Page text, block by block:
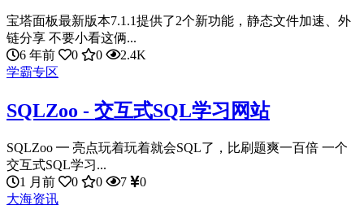
宝塔面板最新版本7.1.1提供了2个新功能，静态文件加速、外
链分享 不要小看这俩...
6 年前
0 0
2.4K
学霸专区
SQLZoo - 交互式SQL学习网站
SQLZoo ━ 亮点玩着玩着就会SQL了，比刷题爽一百倍 一个
交互式SQL学习...
1 月前
0 0 7
0
大海资讯